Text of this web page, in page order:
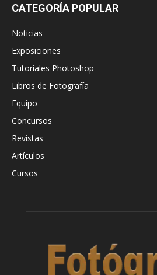
CATEGORÍA POPULAR
Noticias
Exposiciones
Tutoriales Photoshop
Libros de Fotografía
Equipo
Concursos
Revistas
Artículos
Cursos